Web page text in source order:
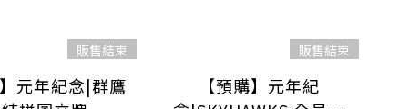
販售結束
】元年紀念|群鷹
販售結束
【預購】元年紀